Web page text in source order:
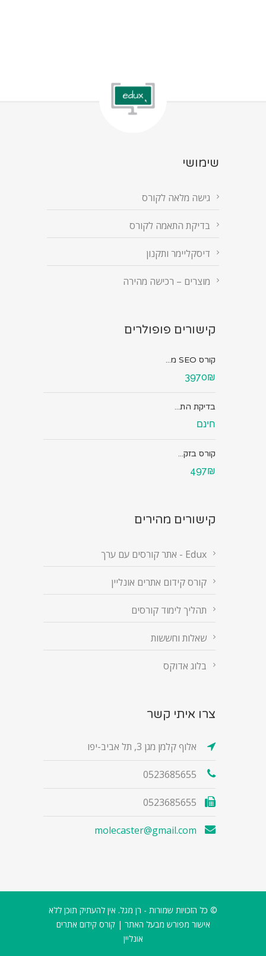
שימושי
גישה מלאה לקורס
בדיקת התאמה לקורס
דיסקליימר ותקנון
מוצרים – רכישה מהירה
קישורים פופולרים
קורס SEO מ...
3970₪
בדיקת הת...
חינם
קורס בזק...
497₪
קישורים מהירים
Edux - אתר קורסים עם ערך
קורס קידום אתרים אונליין
תהליך לימוד קורסים
שאלות וחששות
בלוג אדוקס
צרו איתי קשר
אלוף קלמן מגן 3, תל אביב-יפו
0523685655
0523685655
molecaster@gmail.com
© כל הזכויות שמורות - רן מגל. אין להעתיק תוכן ללא
אישור מפורש מבעל האתר |קורס קידום אתרים
אונליין